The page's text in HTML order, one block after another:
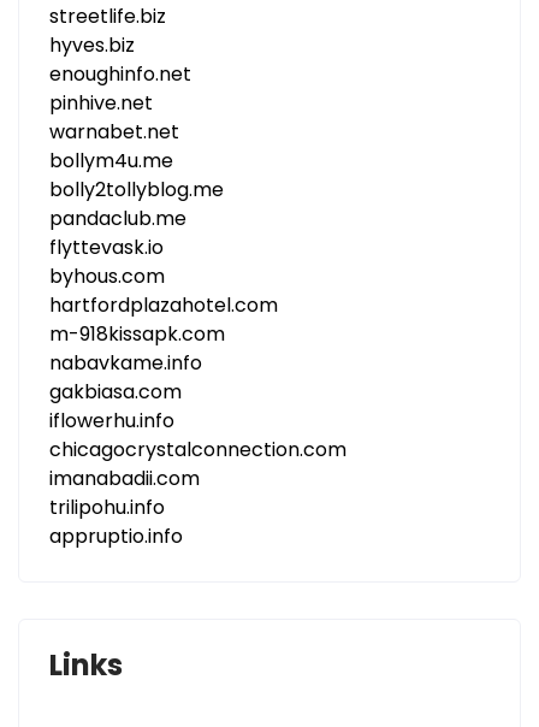
streetlife.biz
hyves.biz
enoughinfo.net
pinhive.net
warnabet.net
bollym4u.me
bolly2tollyblog.me
pandaclub.me
flyttevask.io
byhous.com
hartfordplazahotel.com
m-918kissapk.com
nabavkame.info
gakbiasa.com
iflowerhu.info
chicagocrystalconnection.com
imanabadii.com
trilipohu.info
appruptio.info
Links